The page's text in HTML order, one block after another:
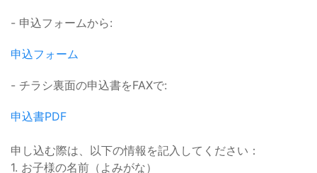
- 申込フォームから:
申込フォーム
- チラシ裏面の申込書をFAXで:
申込書PDF
申し込む際は、以下の情報を記入してください：
1. お子様の名前（よみがな）